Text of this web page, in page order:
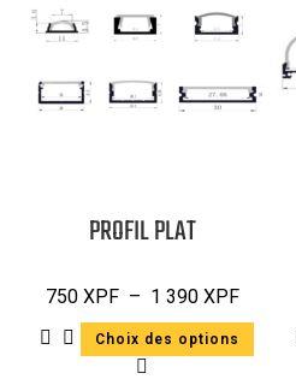
PROFIL PLAT
750 XPF – 1 390 XPF
Choix des options